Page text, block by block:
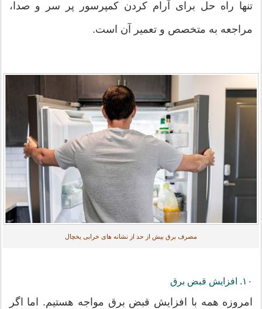
تنها راه حل برای آرام کردن کمپرسور پر سر و صدا،
مراجعه به متخصص و تعمیر آن است.
مصرف برق بیش از حد از نشانه های خرابی یخچال
۱۰. افزایش قبض برق
امروزه همه با افزایش قبض برق مواجه هستیم. اما اگر